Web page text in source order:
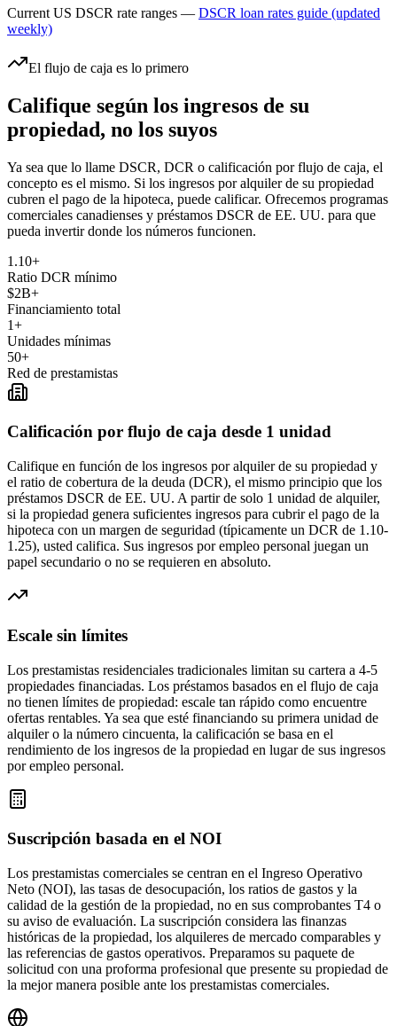
Current US DSCR rate ranges — DSCR loan rates guide (updated
weekly)
El flujo de caja es lo primero
Califique según los ingresos de su
propiedad, no los suyos
Ya sea que lo llame DSCR, DCR o calificación por flujo de caja, el
concepto es el mismo. Si los ingresos por alquiler de su propiedad
cubren el pago de la hipoteca, puede calificar. Ofrecemos programas
comerciales canadienses y préstamos DSCR de EE. UU. para que
pueda invertir donde los números funcionen.
1.10+
Ratio DCR mínimo
$2B+
Financiamiento total
1+
Unidades mínimas
50+
Red de prestamistas
Calificación por flujo de caja desde 1 unidad
Califique en función de los ingresos por alquiler de su propiedad y
el ratio de cobertura de la deuda (DCR), el mismo principio que los
préstamos DSCR de EE. UU. A partir de solo 1 unidad de alquiler,
si la propiedad genera suficientes ingresos para cubrir el pago de la
hipoteca con un margen de seguridad (típicamente un DCR de 1.10-
1.25), usted califica. Sus ingresos por empleo personal juegan un
papel secundario o no se requieren en absoluto.
Escale sin límites
Los prestamistas residenciales tradicionales limitan su cartera a 4-5
propiedades financiadas. Los préstamos basados en el flujo de caja
no tienen límites de propiedad: escale tan rápido como encuentre
ofertas rentables. Ya sea que esté financiando su primera unidad de
alquiler o la número cincuenta, la calificación se basa en el
rendimiento de los ingresos de la propiedad en lugar de sus ingresos
por empleo personal.
Suscripción basada en el NOI
Los prestamistas comerciales se centran en el Ingreso Operativo
Neto (NOI), las tasas de desocupación, los ratios de gastos y la
calidad de la gestión de la propiedad, no en sus comprobantes T4 o
su aviso de evaluación. La suscripción considera las finanzas
históricas de la propiedad, los alquileres de mercado comparables y
las referencias de gastos operativos. Preparamos su paquete de
solicitud con una proforma profesional que presente su propiedad de
la mejor manera posible ante los prestamistas comerciales.